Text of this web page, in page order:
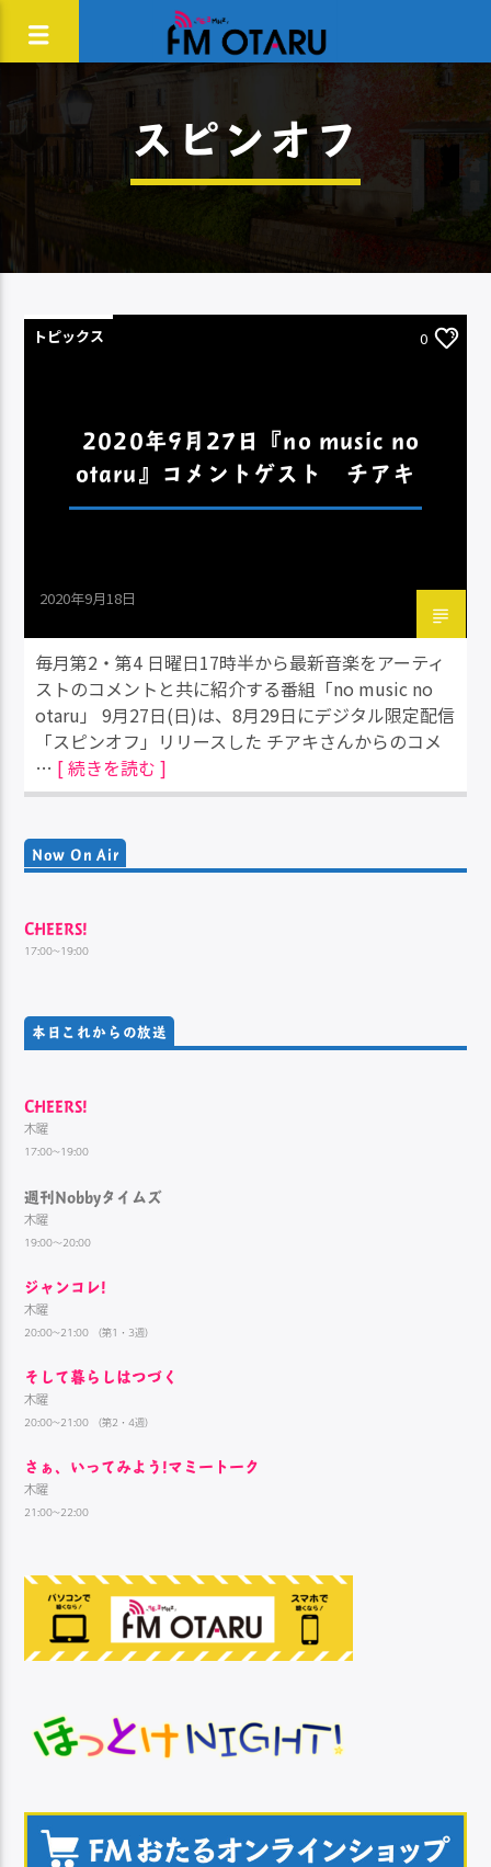
スピンオフ
トピックス 0
2020年9月27日『no music no
otaru』コメントゲスト チアキ
2020年9月18日
毎月第2・第4 日曜日17時半から最新音楽をアーティ
ストのコメントと共に紹介する番組「no music no
otaru」 9月27日(日)は、8月29日にデジタル限定配信
「スピンオフ」リリースした チアキさんからのコメ
… [ 続きを読む ]
Now On Air
CHEERS!
17:00~19:00
本日これからの放送
CHEERS!
木曜
17:00~19:00
週刊Nobbyタイムズ
木曜
19:00～20:00
ジャンコレ!
木曜
20:00~21:00 （第1・3週）
そして暮らしはつづく
木曜
20:00~21:00 （第2・4週）
さぁ、いってみよう!マミートーク
木曜
21:00~22:00